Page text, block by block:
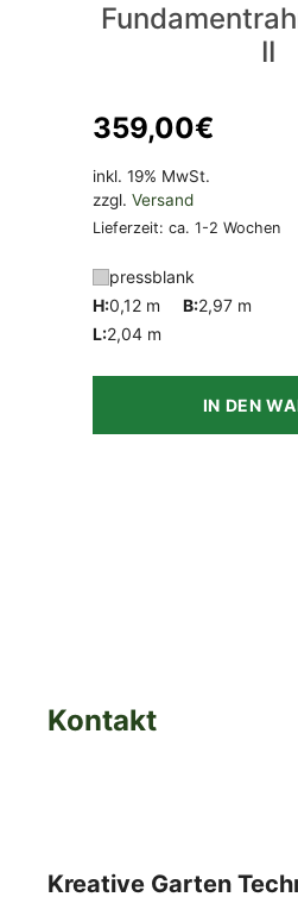
II
359,00€
inkl. 19% MwSt.
zzgl.Versand
Lieferzeit: ca. 1-2 Wochen
pressblank
H:0,12 m B:2,97 m
L:2,04 m
IN DEN
Kontakt
Kreative Garten